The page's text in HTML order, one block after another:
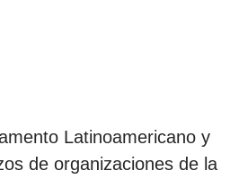
Latinoamericano y
de organizaciones de la